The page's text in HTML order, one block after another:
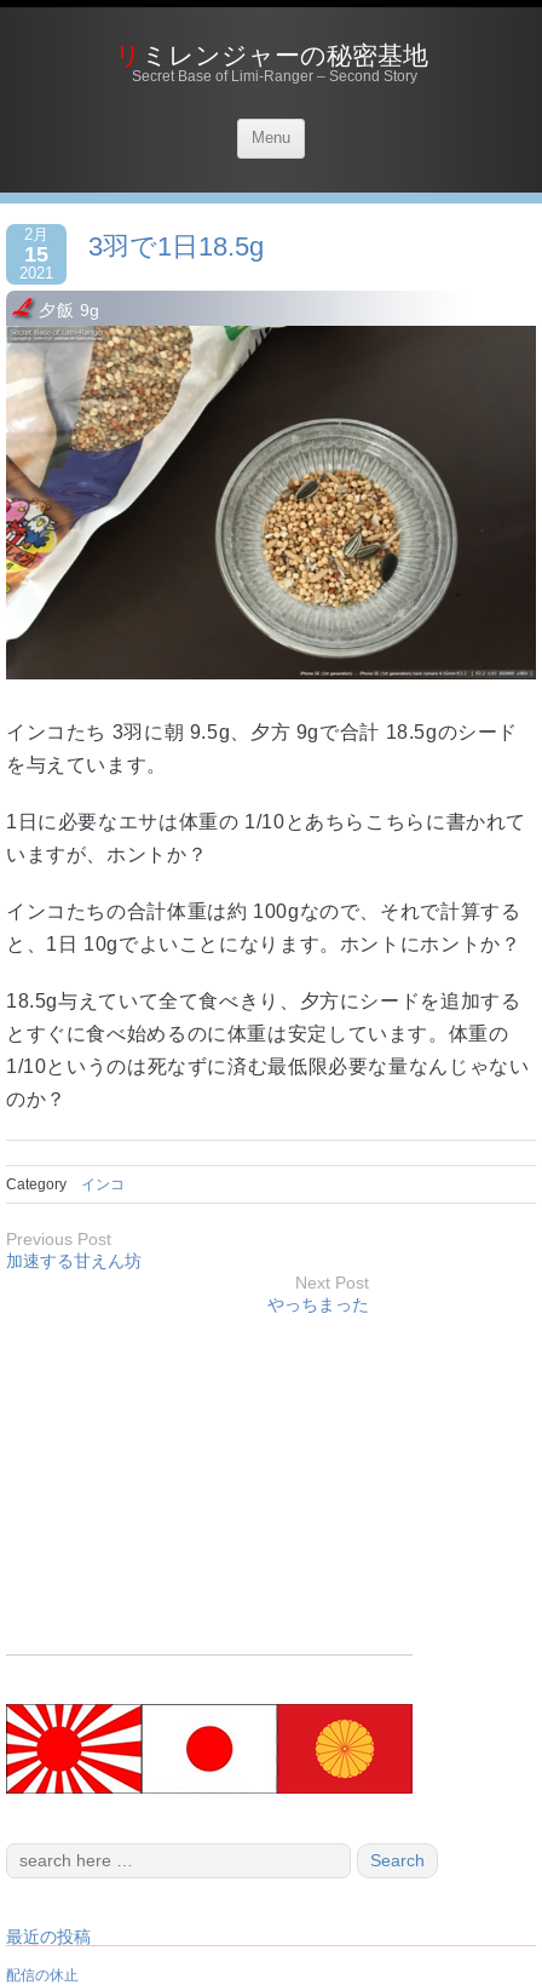
リミレンジャーの秘密基地
Secret Base of Limi-Ranger – Second Story
Menu
2月
15
2021
3羽で1日18.5g
夕飯 9g
インコたち 3羽に朝 9.5g、夕方 9gで合計 18.5gのシード
を与えています。
1日に必要なエサは体重の 1/10とあちらこちらに書かれて
いますが、ホントか？
インコたちの合計体重は約 100gなので、それで計算する
と、1日 10gでよいことになります。ホントにホントか？
18.5g与えていて全て食べきり、夕方にシードを追加する
とすぐに食べ始めるのに体重は安定しています。体重の
1/10というのは死なずに済む最低限必要な量なんじゃない
のか？
Category インコ
Previous Post
加速する甘えん坊
Next Post
やっちまった
最近の投稿
配信の休止